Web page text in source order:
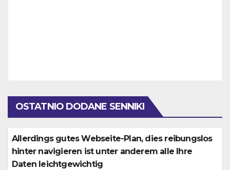
OSTATNIO DODANE SENNIKI
Allerdings gutes Webseite-Plan, dies reibungslos
hinter navigieren ist unter anderem alle Ihre
Daten leichtgewichtig